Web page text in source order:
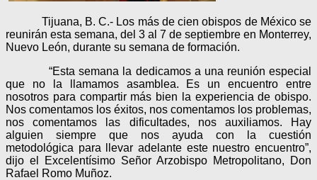
Tijuana, B. C.- Los más de cien obispos de México se
reunirán esta semana, del 3 al 7 de septiembre en Monterrey,
Nuevo León, durante su semana de formación.
“Esta semana la dedicamos a una reunión especial
que no la llamamos asamblea. Es un encuentro entre
nosotros para compartir más bien la experiencia de obispo.
Nos comentamos los éxitos, nos comentamos los problemas,
nos comentamos las dificultades, nos auxiliamos. Hay
alguien siempre que nos ayuda con la cuestión
metodológica para llevar adelante este nuestro encuentro”,
dijo el Excelentísimo Señor Arzobispo Metropolitano, Don
Rafael Romo Muñoz.